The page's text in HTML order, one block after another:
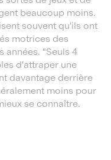
beaucoup moins.
souvent qu'ils ont
motrices des
années. "Seuls 4
d'attraper une
davantage derrière
moins pour
se connaître.